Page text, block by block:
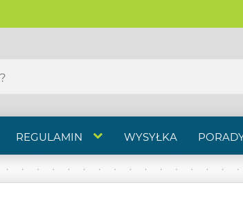
REGULAMIN WYSYŁKA